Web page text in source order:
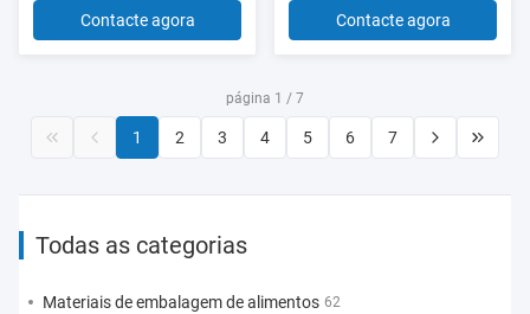
Contacte agora Contacte agora
página 1 / 7
1 2 3 4 5 6 7
Todas as categorias
Materiais de embalagem de alimentos 62